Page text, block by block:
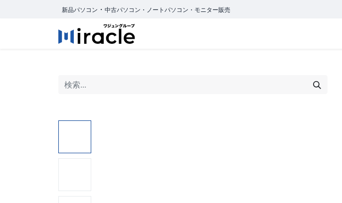
新品パソコン ・ 中古パソコン・ノートパソコン・モニター販売